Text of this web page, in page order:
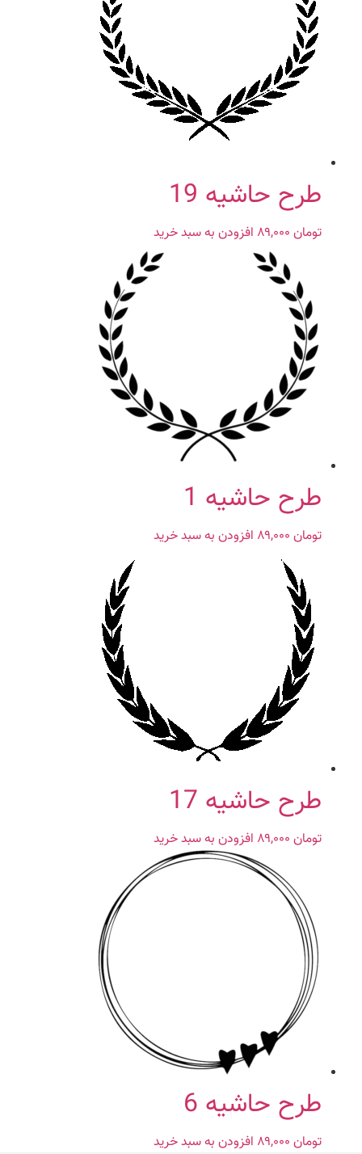
طرح حاشیه 19
تومان افزودن به سبد خرید
طرح حاشیه 1
تومان افزودن به سبد خرید
طرح حاشیه 17
تومان افزودن به سبد خرید
طرح حاشیه 6
تومان افزودن به سبد خرید